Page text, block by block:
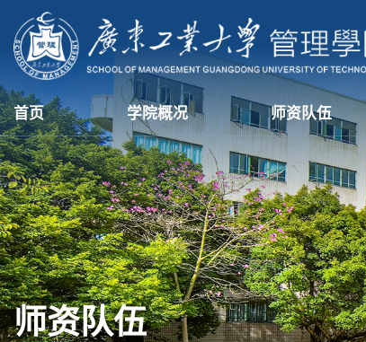
首页 学院概况 师资队伍
师资队伍